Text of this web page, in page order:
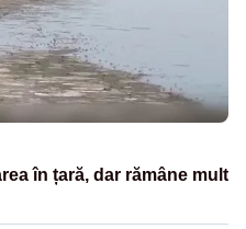
în țară, dar rămâne mult